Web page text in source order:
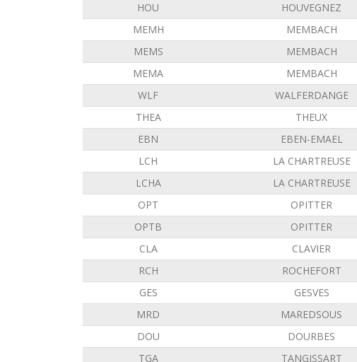
HOU
HOUVEGNEZ
MEMH
MEMBACH
MEMS
MEMBACH
MEMA
MEMBACH
WLF
WALFERDANGE
THEA
THEUX
EBN
EBEN-EMAEL
LCH
LA CHARTREUSE
LCHA
LA CHARTREUSE
OPT
OPITTER
OPTB
OPITTER
CLA
CLAVIER
RCH
ROCHEFORT
GES
GESVES
MRD
MAREDSOUS
DOU
DOURBES
TGA
TANGISSART